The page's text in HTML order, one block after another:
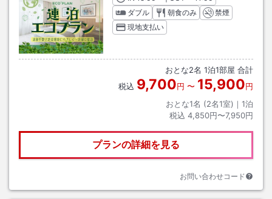
ダブル
朝食のみ
禁煙
現地支払い
おとな2名 1泊1部屋 合計
税込 9,700円 〜 15,900円
おとな1名 (2名1室)｜ 1泊
税込 4,850円〜7,950円
プランの詳細を見る
お問い合わせコード